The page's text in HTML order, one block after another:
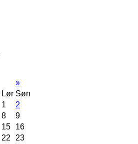
»
Lør Søn
1
2
8
9
15
16
22
23